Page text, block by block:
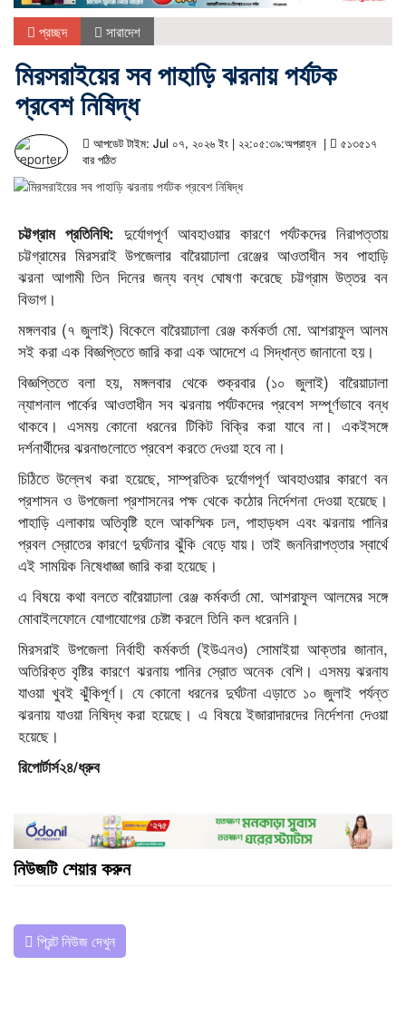
প্রচ্ছদ সারাদেশ
মিরসরাইয়ের সব পাহাড়ি ঝরনায় পর্যটক
প্রবেশ নিষিদ্ধ
আপডেট টাইম: Jul ০৭, ২০২৬ ইং | ২২:০৫:৩৯:অপরাহ্ন |
৫১৩৫১৭
বার পঠিত
চট্টগ্রাম প্রতিনিধি: দুর্যোগপূর্ণ আবহাওয়ার কারণে পর্যটকদের নিরাপত্তায়
চট্টগ্রামের মিরসরাই উপজেলার বারৈয়াঢালা রেঞ্জের আওতাধীন সব পাহাড়ি
ঝরনা আগামী তিন দিনের জন্য বন্ধ ঘোষণা করেছে চট্টগ্রাম উত্তর বন
বিভাগ।
মঙ্গলবার (৭ জুলাই) বিকেলে বারৈয়াঢালা রেঞ্জ কর্মকর্তা মো. আশরাফুল আলম
সই করা এক বিজ্ঞপ্তিতে জারি করা এক আদেশে এ সিদ্ধান্ত জানানো হয়।
বিজ্ঞপ্তিতে বলা হয়, মঙ্গলবার থেকে শুক্রবার (১০ জুলাই) বারৈয়াঢালা
ন্যাশনাল পার্কের আওতাধীন সব ঝরনায় পর্যটকদের প্রবেশ সম্পূর্ণভাবে বন্ধ
থাকবে। এসময় কোনো ধরনের টিকিট বিক্রি করা যাবে না। একইসঙ্গে
দর্শনার্থীদের ঝরনাগুলোতে প্রবেশ করতে দেওয়া হবে না।
চিঠিতে উল্লেখ করা হয়েছে, সাম্প্রতিক দুর্যোগপূর্ণ আবহাওয়ার কারণে বন
প্রশাসন ও উপজেলা প্রশাসনের পক্ষ থেকে কঠোর নির্দেশনা দেওয়া হয়েছে।
পাহাড়ি এলাকায় অতিবৃষ্টি হলে আকস্মিক ঢল, পাহাড়ধস এবং ঝরনায় পানির
প্রবল স্রোতের কারণে দুর্ঘটনার ঝুঁকি বেড়ে যায়। তাই জননিরাপত্তার স্বার্থে
এই সাময়িক নিষেধাজ্ঞা জারি করা হয়েছে।
এ বিষয়ে কথা বলতে বারৈয়াঢালা রেঞ্জ কর্মকর্তা মো. আশরাফুল আলমের সঙ্গে
মোবাইলফোনে যোগাযোগের চেষ্টা করলে তিনি কল ধরেননি।
মিরসরাই উপজেলা নির্বাহী কর্মকর্তা (ইউএনও) সোমাইয়া আক্তার জানান,
অতিরিক্ত বৃষ্টির কারণে ঝরনায় পানির স্রোত অনেক বেশি। এসময় ঝরনায
যাওয়া খুবই ঝুঁকিপূর্ণ। যে কোনো ধরনের দুর্ঘটনা এড়াতে ১০ জুলাই পর্যন্ত
ঝরনায় যাওয়া নিষিদ্ধ করা হয়েছে। এ বিষয়ে ইজারাদারদের নির্দেশনা দেওয়া
হয়েছে।
রিপোর্টার্স২৪/ধ্রুব
নিউজটি শেয়ার করুন
প্রিন্ট নিউজ দেখুন